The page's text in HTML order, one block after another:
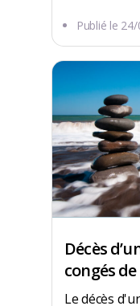
Publié le 24/
Décès
congés
Le décès